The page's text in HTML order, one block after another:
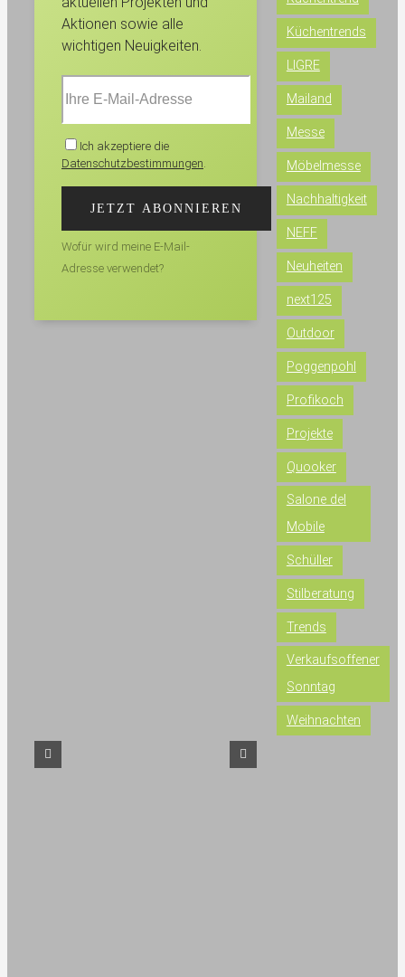
Aktionen sowie alle
wichtigen Neuigkeiten.
Ich akzeptiere die
Datenschutzbestimmungen
Wofür wird meine E-Mail-
Adresse verwendet?
Küchentrends
LIGRE
Mailand
Messe
Möbelmesse
Nachhaltigkeit
NEFF
Neuheiten
next125
Outdoor
Poggenpohl
Profikoch
Projekte
Quooker
Salone del
Mobile
Schüller
Stilberatung
Trends
Verkaufsoffener
Sonntag
Weihnachten